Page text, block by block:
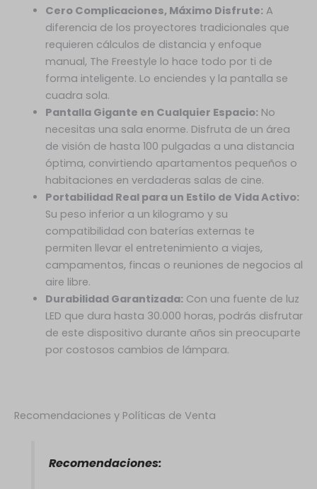
Cero Complicaciones, Máximo Disfrute: A
diferencia de los proyectores tradicionales que
requieren cálculos de distancia y enfoque
manual, The Freestyle lo hace todo por ti de
forma inteligente. Lo enciendes y la pantalla se
cuadra sola.
Pantalla Gigante en Cualquier Espacio: No
necesitas una sala enorme. Disfruta de un área
de visión de hasta 100 pulgadas a una distancia
óptima, convirtiendo apartamentos pequeños o
habitaciones en verdaderas salas de cine.
Portabilidad Real para un Estilo de Vida Activo:
Su peso inferior a un kilogramo y su
compatibilidad con baterías externas te
permiten llevar el entretenimiento a viajes,
campamentos, fincas o reuniones de negocios al
aire libre.
Durabilidad Garantizada: Con una fuente de luz
LED que dura hasta 30.000 horas, podrás disfrutar
de este dispositivo durante años sin preocuparte
por costosos cambios de lámpara.
Recomendaciones y Políticas de Venta
Recomendaciones: